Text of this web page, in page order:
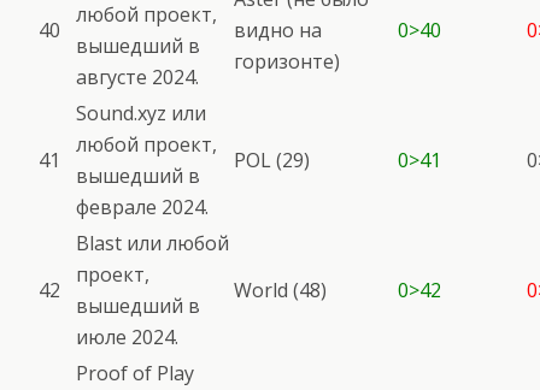
40
любой проект,
вышедший в
августе 2024.
видно на
горизонте)
0>40
41
Sound.xyz или
любой проект,
вышедший в
феврале 2024.
POL (29) 0>41
42
Blast или любой
проект,
вышедший в
июле 2024.
World (48) 0>42
Proof of Play